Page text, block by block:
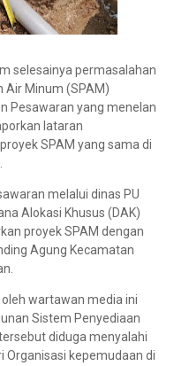
selesainya permasalahan
Air Minum (SPAM)
Pesawaran yang menelan
lataran
SPAM yang sama di
melalui dinas PU
Alokasi Khusus (DAK)
proyek SPAM dengan
Agung Kecamatan
wartawan media ini
Sistem Penyediaan
diduga menyalahi
Organisasi kepemudaan di